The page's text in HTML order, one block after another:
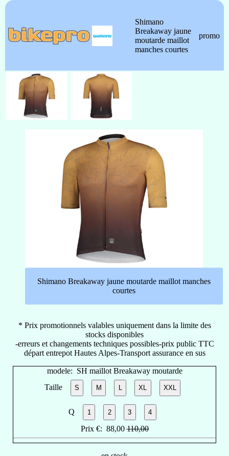
Shimano
Breakaway jaune
moutarde maillot
manches courtes
promo
Shimano Breakaway jaune moutarde maillot manches
courtes
* Prix promotionnels valables uniquement dans la limite des
stocks disponibles
-erreurs et changements techniques possibles-prix public TTC
départ entrepot Hautes Alpes-Transport assurance en sus
modele: SH maillot Breakaway moutarde
Taille
S M L XL XXL
Q 1 2 3 4
Prix €: 88,00 110,00